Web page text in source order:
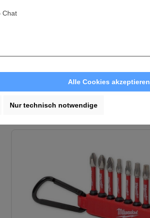
Chat
Alle Cookies akzeptieren
Nur technisch notwendige